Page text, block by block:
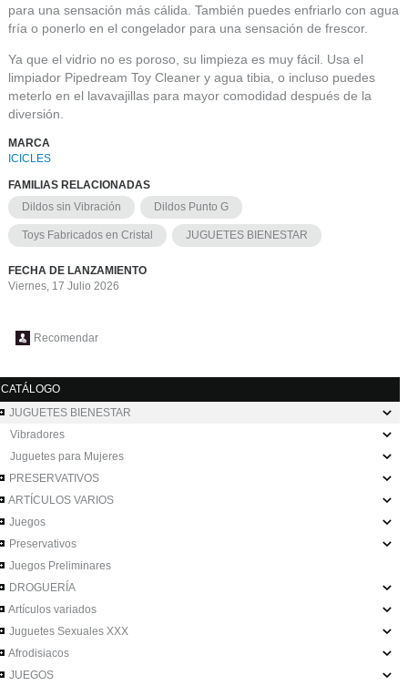
para una sensación más cálida. También puedes enfriarlo con agua
fría o ponerlo en el congelador para una sensación de frescor.
Ya que el vidrio no es poroso, su limpieza es muy fácil. Usa el
limpiador Pipedream Toy Cleaner y agua tibia, o incluso puedes
meterlo en el lavavajillas para mayor comodidad después de la
diversión.
MARCA
ICICLES
FAMILIAS RELACIONADAS
Dildos sin Vibración
Dildos Punto G
Toys Fabricados en Cristal JUGUETES BIENESTAR
FECHA DE LANZAMIENTO
Viernes, 17 Julio 2026
Recomendar
CATÁLOGO
JUGUETES BIENESTAR
Vibradores
Juguetes para Mujeres
PRESERVATIVOS
ARTÍCULOS VARIOS
Juegos
Preservativos
Juegos Preliminares
DROGUERÍA
Artículos variados
Juguetes Sexuales XXX
Afrodisiacos
JUEGOS